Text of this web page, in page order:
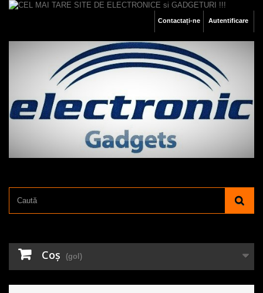
Autentificare
Contactați-ne
Coş (gol)